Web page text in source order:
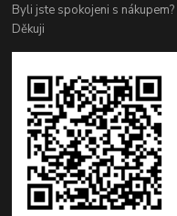
Byli jste spokojeni s
Děkuji